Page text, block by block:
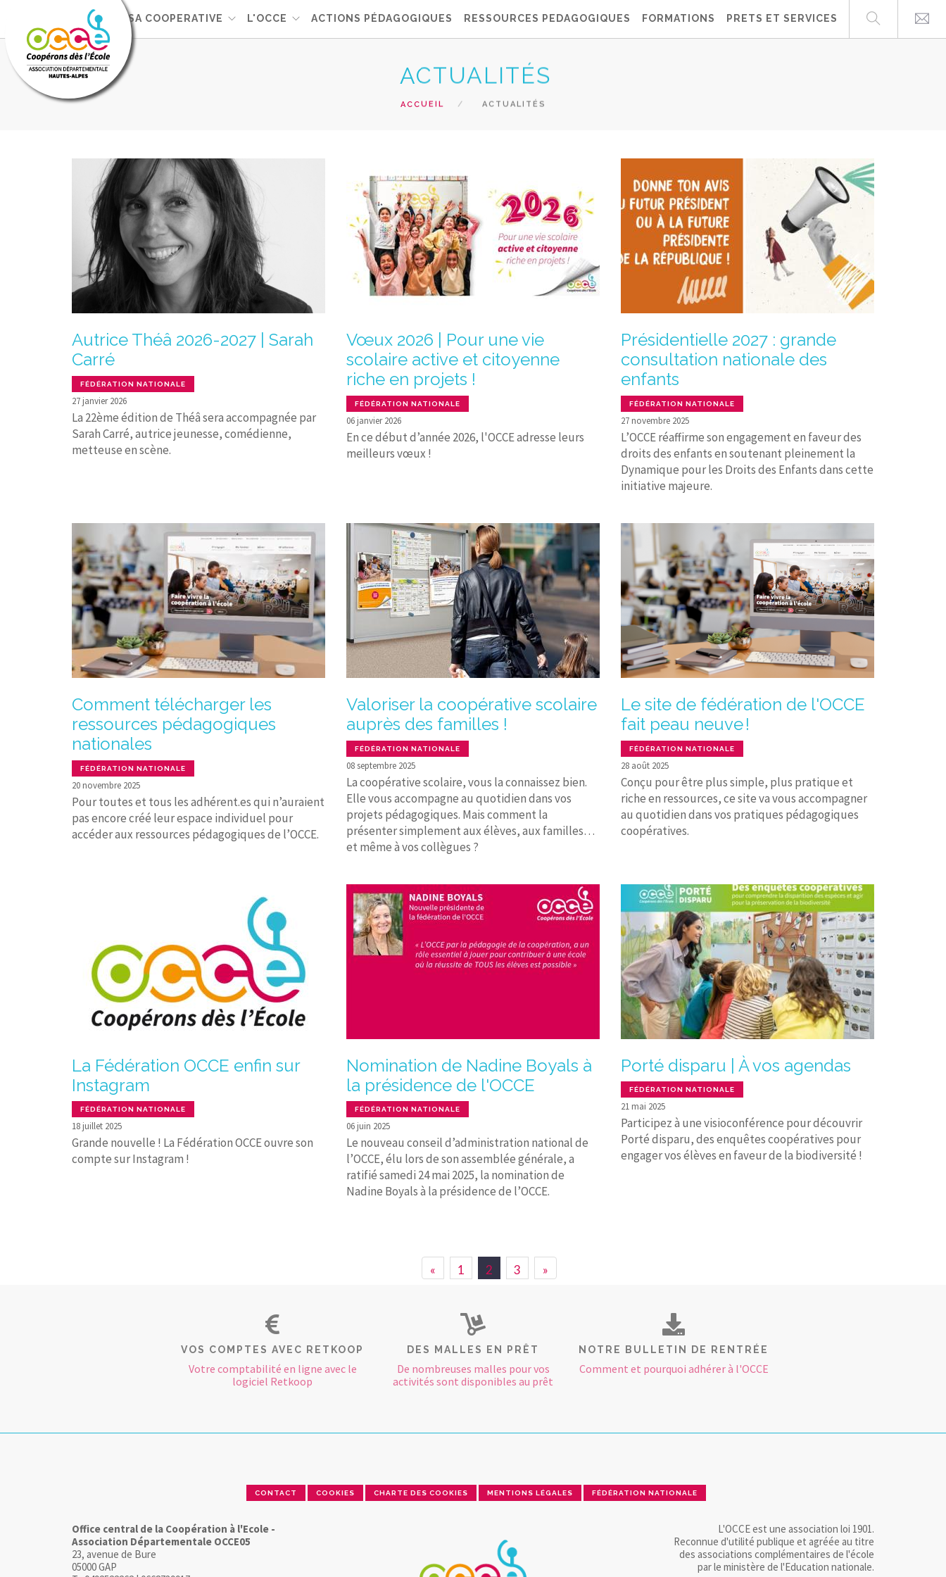
GERER SA COOPERATIVE L'OCCE ACTIONS PÉDAGOGIQUES RESSOURCES PEDAGOGIQUES FORMATIONS PRETS ET SERVICES
ACTUALITÉS
ACCUEIL ACTUALITÉS
Autrice Théâ 2026-2027 | Sarah
Carré
FÉDÉRATION NATIONALE
27 janvier 2026
La 22ème édition de Théâ sera accompagnée par
Sarah Carré, autrice jeunesse, comédienne,
metteuse en scène.
Vœux 2026 | Pour une vie
scolaire active et citoyenne
riche en projets !
FÉDÉRATION NATIONALE
06 janvier 2026
En ce début d’année 2026, l'OCCE adresse leurs
meilleurs vœux !
Présidentielle 2027 : grande
consultation nationale des
enfants
FÉDÉRATION NATIONALE
27 novembre 2025
L’OCCE réaffirme son engagement en faveur des
droits des enfants en soutenant pleinement la
Dynamique pour les Droits des Enfants dans cette
initiative majeure.
Comment télécharger les
ressources pédagogiques
nationales
FÉDÉRATION NATIONALE
20 novembre 2025
Pour toutes et tous les adhérent.es qui n’auraient
pas encore créé leur espace individuel pour
accéder aux ressources pédagogiques de l’OCCE.
Valoriser la coopérative scolaire
auprès des familles !
FÉDÉRATION NATIONALE
08 septembre 2025
La coopérative scolaire, vous la connaissez bien.
Elle vous accompagne au quotidien dans vos
projets pédagogiques. Mais comment la
présenter simplement aux élèves, aux familles…
et même à vos collègues ?
Le site de fédération de l'OCCE
fait peau neuve !
FÉDÉRATION NATIONALE
28 août 2025
Conçu pour être plus simple, plus pratique et
riche en ressources, ce site va vous accompagner
au quotidien dans vos pratiques pédagogiques
coopératives.
La Fédération OCCE enfin sur
Instagram
FÉDÉRATION NATIONALE
18 juillet 2025
Grande nouvelle ! La Fédération OCCE ouvre son
compte sur Instagram !
Nomination de Nadine Boyals à
la présidence de l'OCCE
FÉDÉRATION NATIONALE
06 juin 2025
Le nouveau conseil d’administration national de
l’OCCE, élu lors de son assemblée générale, a
ratifié samedi 24 mai 2025, la nomination de
Nadine Boyals à la présidence de l’OCCE.
Porté disparu | À vos agendas
FÉDÉRATION NATIONALE
21 mai 2025
Participez à une visioconférence pour découvrir
Porté disparu, des enquêtes coopératives pour
engager vos élèves en faveur de la biodiversité !
« 1 2 3 »
VOS COMPTES AVEC RETKOOP
Votre comptabilité en ligne avec le
logiciel Retkoop
DES MALLES EN PRÊT
De nombreuses malles pour vos
activités sont disponibles au prêt
NOTRE BULLETIN DE RENTRÉE
Comment et pourquoi adhérer à l'OCCE
CONTACT COOKIES CHARTE DES COOKIES MENTIONS LÉGALES FÉDÉRATION NATIONALE
Office central de la Coopération à l'Ecole -
Association Départementale OCCE05
23, avenue de Bure
05000 GAP
L'OCCE est une association loi 1901.
Reconnue d'utilité publique et agréée au titre
des associations complémentaires de l'école
par le ministère de l'Education nationale.